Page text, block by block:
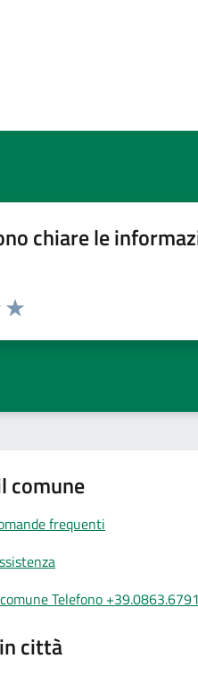
chiare le
pagina
comune
frequenti
Telefono
città